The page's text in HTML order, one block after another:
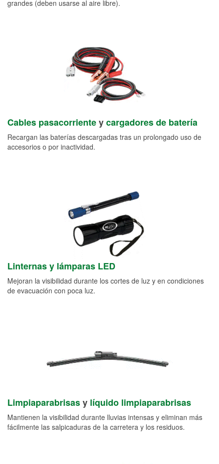
grandes (deben usarse al aire libre).
Cables pasacorrienteycargadores de batería
Recargan las baterías descargadas tras un prolongado uso de
accesorios o por inactividad.
Linternas y lámparas LED
Mejoran la visibilidad durante los cortes de luz y en condiciones
de evacuación con poca luz.
Limpiaparabrisasy líquido limpiaparabrisas
Mantienen la visibilidad durante lluvias intensas y eliminan más
fácilmente las salpicaduras de la carretera y los residuos.